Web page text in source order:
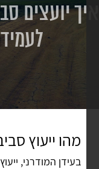
יועצים
מהו ייעוץ
בעידן המודרני,